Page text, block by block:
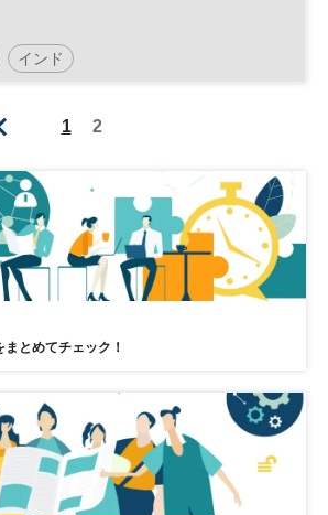
インド
リーダーシップ テクノロジー
グローバル 日経渋谷センター
ョン ベンチャー
1 2
とめてチェック！